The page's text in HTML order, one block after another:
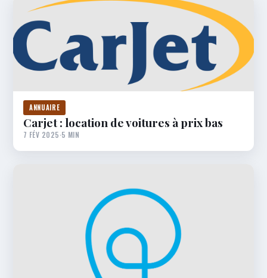
ANNUAIRE
Carjet : location de voitures à prix bas
7 FÉV 2025·5 MIN